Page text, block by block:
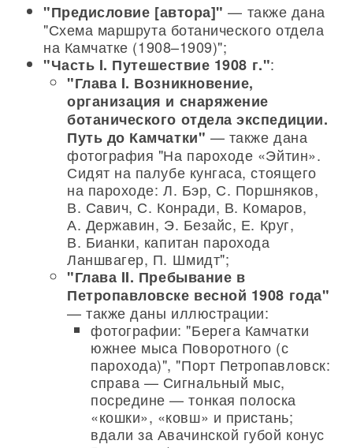
"Предисловие [автора]" — также дана
"Схема маршрута ботанического отдела
на Камчатке (1908–1909)";
"Часть I. Путешествие 1908 г.":
"Глава I. Возникновение,
организация и снаряжение
ботанического отдела экспедиции.
Путь до Камчатки" — также дана
фотография "На пароходе «Эйтин».
Сидят на палубе кунгаса, стоящего
на пароходе: Л. Бэр, С. Поршняков,
В. Савич, С. Конради, В. Комаров,
А. Державин, Э. Безайс, Е. Круг,
В. Бианки, капитан парохода
Ланшвагер, П. Шмидт";
"Глава II. Пребывание в
Петропавловске весной 1908 года"
— также даны иллюстрации:
фотографии: "Берега Камчатки
южнее мыса Поворотного (с
парохода)", "Порт Петропавловск:
справа — Сигнальный мыс,
посредине — тонкая полоска
«кошки», «ковш» и пристань;
вдали за Авачинской губой конус